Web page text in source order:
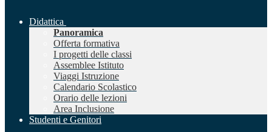
Didattica
Panoramica
Offerta formativa
I progetti delle classi
Assemblee Istituto
Viaggi Istruzione
Calendario Scolastico
Orario delle lezioni
Area Inclusione
Studenti e Genitori